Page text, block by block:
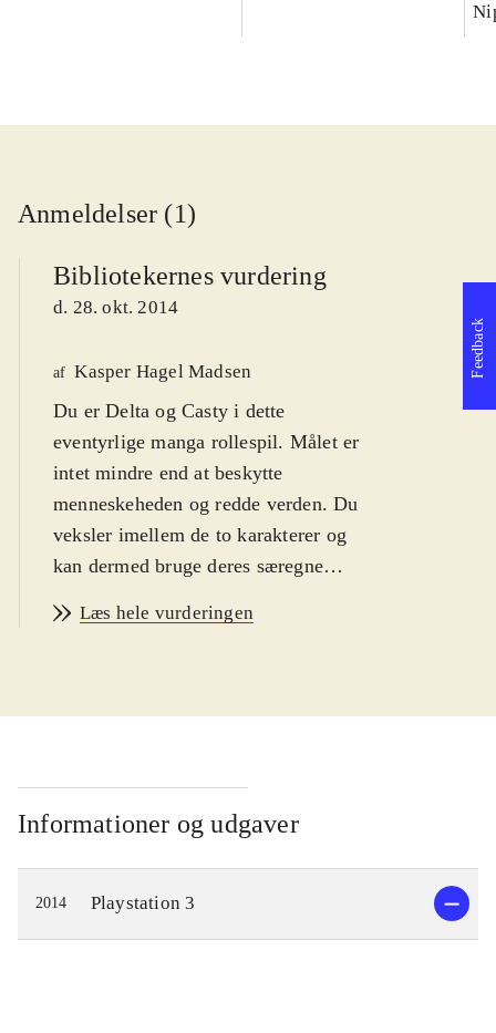
Anmeldelser (1)
Bibliotekernes vurdering
d. 28. okt. 2014
af Kasper Hagel Madsen
Du er Delta og Casty i dette
eventyrlige manga rollespil. Målet er
intet mindre end at beskytte
menneskeheden og redde verden. Du
veksler imellem de to karakterer og
kan dermed bruge deres særegne
af genren japansk rollespil. Fra 12 år
Cas og Delta finde en magisk sang.
vil forhindre dem i at opnå det. De
bliver taget til fange af Zir, der leder
Genomirai kirken og er ved at lave
en farlig magisk sang. Gameplay
minder om det fra andre spil i
genren. Man bevæger sig rundt og
Læs hele vurderingen
Informationer og udgaver
2014 Playstation 3
Feedback